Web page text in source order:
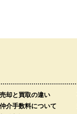
売却と買取の違い
仲介手数料について